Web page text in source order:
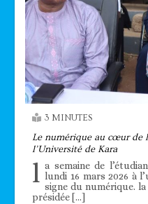
3 MINUTES
Le numérique au cœur de
l’Université de Kara
l a semaine de
lundi 16 mars 2026 à
signe du numérique.
présidée […]